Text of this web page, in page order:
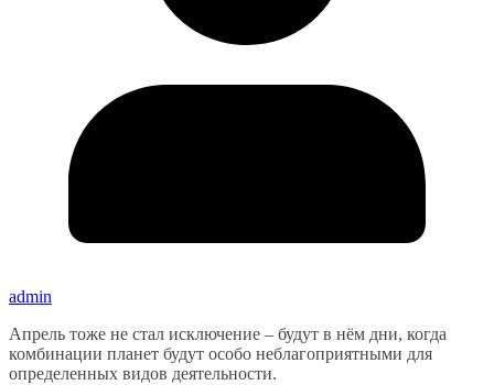
admin
Апрель тоже не стал исключение – будут в нём дни, когда
комбинации планет будут особо неблагоприятными для
определенных видов деятельности.